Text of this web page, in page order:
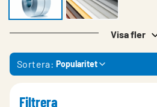
Visa fler
Sortera: Popularitet
Filtrera